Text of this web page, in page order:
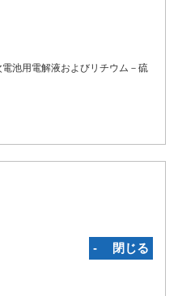
池用電解液およびリチウム－硫
‐ 閉じる